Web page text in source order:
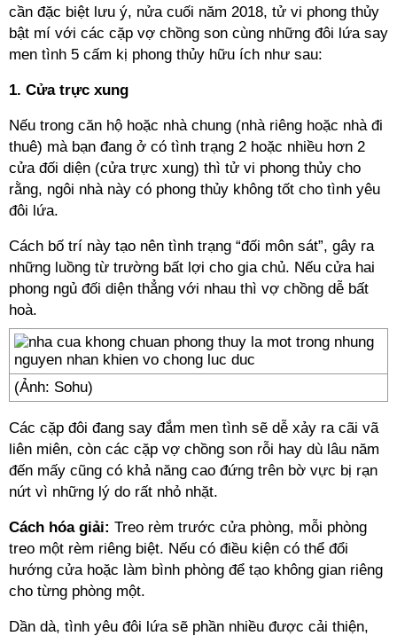
cần đặc biệt lưu ý, nửa cuối năm 2018, tử vi phong thủy
bật mí với các cặp vợ chồng son cùng những đôi lứa say
men tình 5 cấm kị phong thủy hữu ích như sau:
1. Cửa trực xung
Nếu trong căn hộ hoặc nhà chung (nhà riêng hoặc nhà đi
thuê) mà bạn đang ở có tình trạng 2 hoặc nhiều hơn 2
cửa đối diện (cửa trực xung) thì tử vi phong thủy cho
rằng, ngôi nhà này có phong thủy không tốt cho tình yêu
đôi lứa.
Cách bố trí này tạo nên tình trạng “đối môn sát”, gây ra
những luồng từ trường bất lợi cho gia chủ. Nếu cửa hai
phong ngủ đối diện thẳng với nhau thì vợ chồng dễ bất
hoà.
(Ảnh: Sohu)
Các cặp đôi đang say đắm men tình sẽ dễ xảy ra cãi vã
liên miên, còn các cặp vợ chồng son rỗi hay dù lâu năm
đến mấy cũng có khả năng cao đứng trên bờ vực bị rạn
nứt vì những lý do rất nhỏ nhặt.
Cách hóa giải: Treo rèm trước cửa phòng, mỗi phòng
treo một rèm riêng biệt. Nếu có điều kiện có thể đổi
hướng cửa hoặc làm bình phòng để tạo không gian riêng
cho từng phòng một.
Dần dà, tình yêu đôi lứa sẽ phần nhiều được cải thiện,